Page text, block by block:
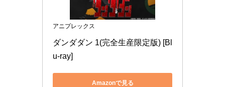
アニプレックス
ダンダダン 1(完全生産限定版) [Bl
u-ray]
Amazonで見る